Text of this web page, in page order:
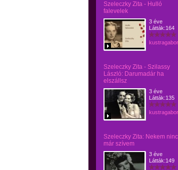
Szeleczky Zita - Hulló
falevelek
3 éve
Látták:164
kustragabor
Szeleczky Zita - Szilassy
László: Darumadár ha
elszállsz
3 éve
Látták:135
kustragabor
Szeleczky Zita: Nekem
már szívem
3 éve
Látták:149